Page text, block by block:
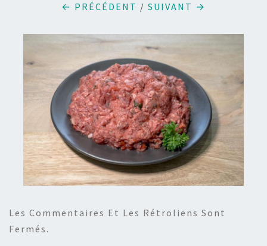
← PRÉCÉDENT / SUIVANT →
Les Commentaires Et Les Rétroliens Sont
Fermés.